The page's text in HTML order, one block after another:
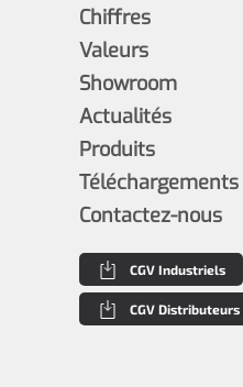
Chiffres
Valeurs
Showroom
Actualités
Produits
Téléchargements
Contactez-nous
CGV Industriels
CGV Distributeurs